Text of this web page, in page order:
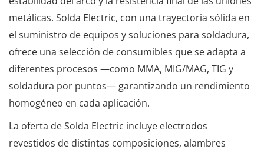
metálicas. Solda Electric, con una trayectoria sólida en
el suministro de equipos y soluciones para soldadura,
ofrece una selección de consumibles que se adapta a
diferentes procesos —como MMA, MIG/MAG, TIG y
soldadura por puntos— garantizando un rendimiento
homogéneo en cada aplicación.
La oferta de Solda Electric incluye electrodos
revestidos de distintas composiciones, alambres